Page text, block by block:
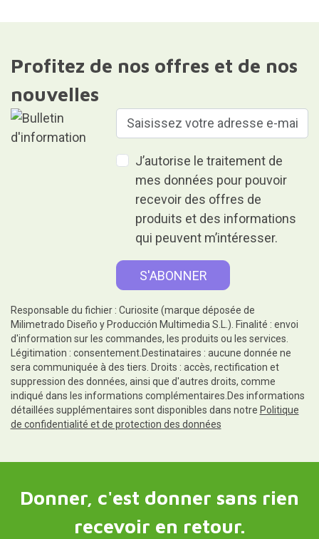
Profitez de nos offres et de nos
nouvelles
J’autorise le traitement de
mes données pour pouvoir
recevoir des offres de
produits et des informations
qui peuvent m’intéresser.
Responsable du fichier : Curiosite (marque déposée de
Milimetrado Diseño y Producción Multimedia S.L.). Finalité : envoi
d'information sur les commandes, les produits ou les services.
Légitimation : consentement.Destinataires : aucune donnée ne
sera communiquée à des tiers. Droits : accès, rectification et
suppression des données, ainsi que d'autres droits, comme
indiqué dans les informations complémentaires.Des informations
détaillées supplémentaires sont disponibles dans notre Politique
de confidentialité et de protection des données
Donner, c'est donner sans rien
recevoir en retour.